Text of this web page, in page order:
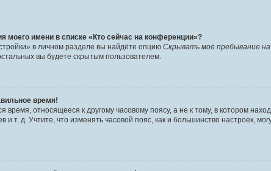
моего имени в списке «Кто сейчас на конференции»?
в личном разделе вы найдёте опцию Скрывать моё пребывание
вы будете скрытым пользователем.
время!
время, относящееся к другому часовому поясу, а не к тому, в котором
и т. д. Учтите, что изменять часовой пояс, как и большинство настроек,